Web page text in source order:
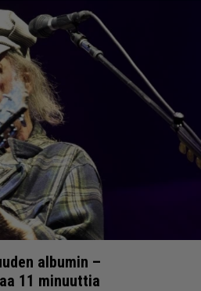
albumin –
11 minuuttia